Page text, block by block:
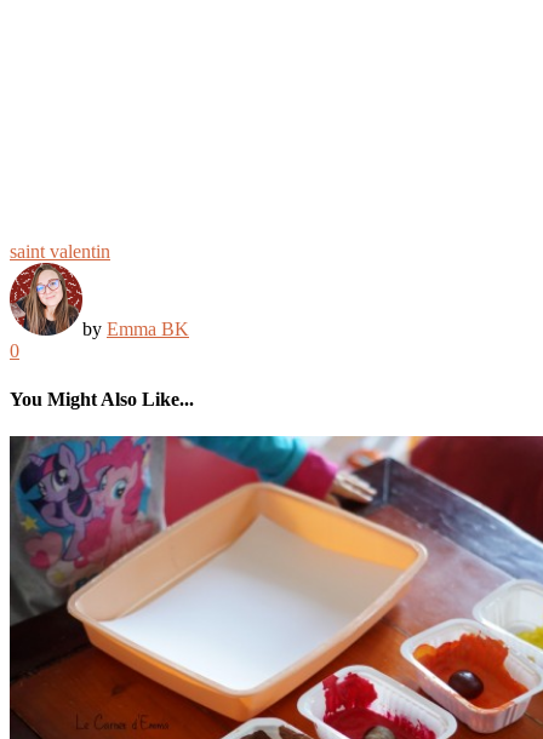
saint valentin
by Emma BK
0
You Might Also Like...